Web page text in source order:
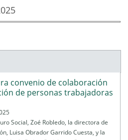
convenio de colaboración
de personas trabajadoras
Social, Zoé Robledo, la directora de
Luisa Obrador Garrido Cuesta, y la